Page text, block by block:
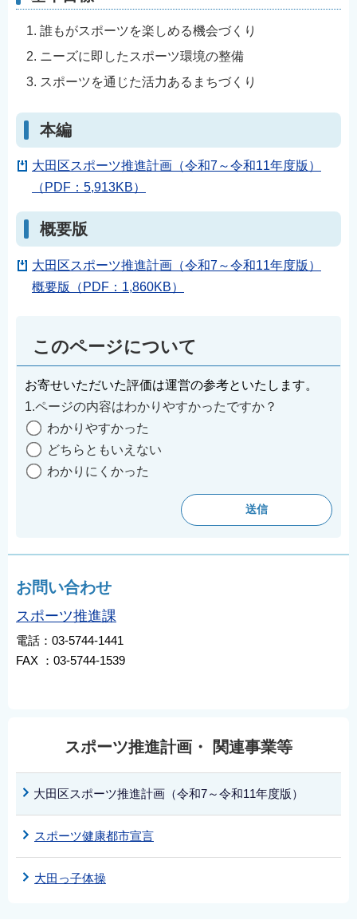
誰もがスポーツを楽しめる機会づくり
ニーズに即したスポーツ環境の整備
スポーツを通じた活力あるまちづくり
本編
大田区スポーツ推進計画（令和7～令和11年度版）
（PDF：5,913KB）
概要版
大田区スポーツ推進計画（令和7～令和11年度版）
概要版（PDF：1,860KB）
このページについて
お寄せいただいた評価は運営の参考といたします。
1.ページの内容はわかりやすかったですか？
わかりやすかった
どちらともいえない
わかりにくかった
お問い合わせ
スポーツ推進課
電話：03-5744-1441
FAX ：03-5744-1539
スポーツ推進計画・ 関連事業等
大田区スポーツ推進計画（令和7～令和11年度版）
スポーツ健康都市宣言
大田っ子体操